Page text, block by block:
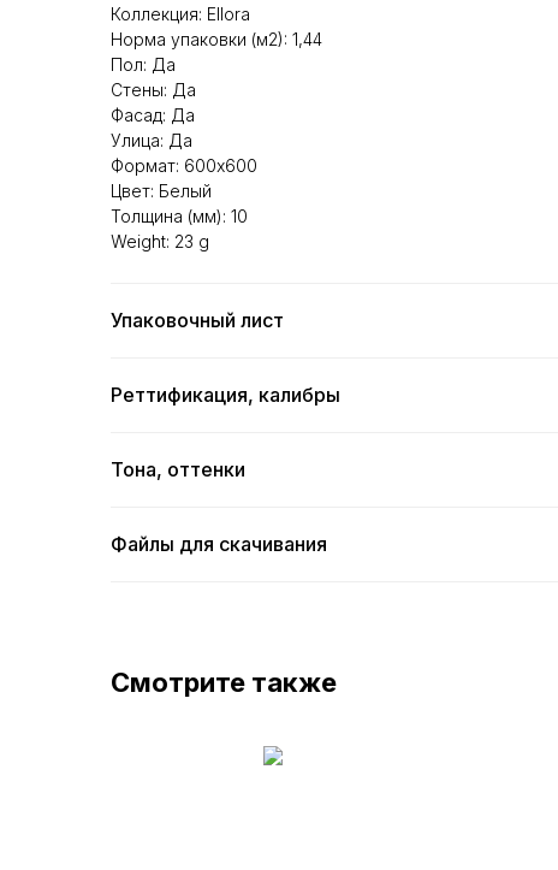
Коллекция: Ellora
Норма упаковки (м2): 1,44
Пол: Да
Стены: Да
Фасад: Да
Улица: Да
Формат: 600х600
Цвет: Белый
Толщина (мм): 10
Weight: 23 g
Упаковочный лист
Реттификация, калибры
Тона, оттенки
Файлы для скачивания
Смотрите также